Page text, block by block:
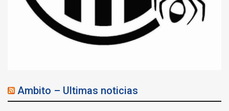
Ambito – Ultimas noticias